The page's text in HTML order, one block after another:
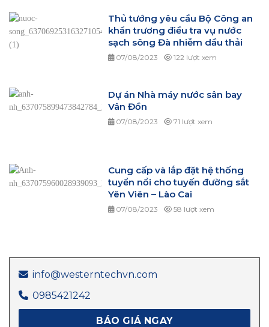
Thủ tướng yêu cầu Bộ Công an
khẩn trương điều tra vụ nước
sạch sông Đà nhiễm dầu thải
07/08/2023 122 lượt xem
Dự án Nhà máy nước sân bay
Vân Đồn
07/08/2023 71 lượt xem
Cung cấp và lắp đặt hệ thống
tuyển nổi cho tuyến đường sắt
Yên Viên – Lào Cai
07/08/2023 58 lượt xem
info@westerntechvn.com
0985421242
BÁO GIÁ NGAY